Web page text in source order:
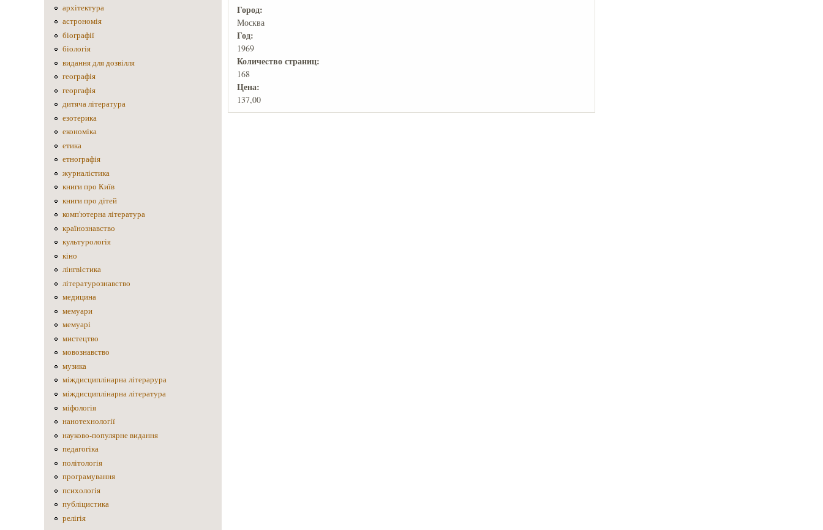
Город:
Москва
Год:
1969
Количеcтво страниц:
168
Цена:
137,00
архітектура
астрономія
біографії
біологія
видання для дозвілля
географія
георгафія
дитяча література
езотерика
економіка
етика
етнографія
журналістика
книги про Київ
книги про дітей
комп'ютерна література
країнознавство
культурологія
кіно
лінгвістика
літературознавство
медицина
мемуари
мемуарі
мистецтво
мовознавство
музика
міждисциплінарна літерарура
міждисциплінарна література
міфологія
нанотехнології
науково-популярне видання
педагогіка
політологія
програмування
психологія
публіцистика
релігія